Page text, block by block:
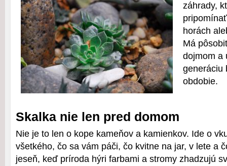
záhrady,
horách
Má
dojmom a
generáciu
obdobie.
Skalka nie len pred domom
Nie je to len o kope kameňov a kamienkov. Ide o
všetkého, čo sa vám páči, čo kvitne na jar, v lete a
jeseň, keď príroda hýri farbami a stromy zhadzujú